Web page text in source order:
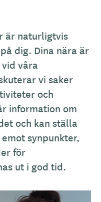
är naturligtvis
dig. Dina nära är
våra
vi saker
och
information om
och kan ställa
synpunkter,
för
ut i god tid.